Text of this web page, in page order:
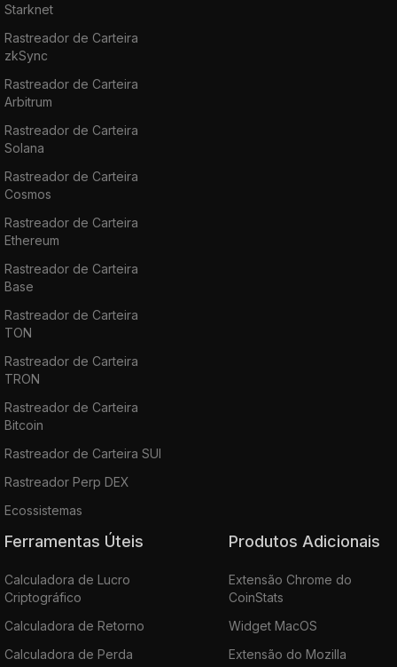
Starknet
Rastreador de Carteira
zkSync
Rastreador de Carteira
Arbitrum
Rastreador de Carteira
Solana
Rastreador de Carteira
Cosmos
Rastreador de Carteira
Ethereum
Rastreador de Carteira
Base
Rastreador de Carteira
TON
Rastreador de Carteira
TRON
Rastreador de Carteira
Bitcoin
Rastreador de Carteira SUI
Rastreador Perp DEX
Ecossistemas
Ferramentas Úteis
Calculadora de Lucro
Criptográfico
Calculadora de Retorno
Calculadora de Perda
Produtos Adicionais
Extensão Chrome do
CoinStats
Widget MacOS
Extensão do Mozilla